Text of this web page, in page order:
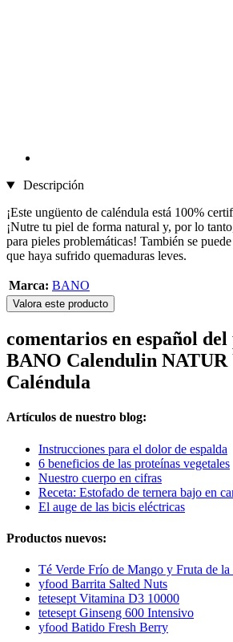
Descripción
¡Este ungüento de caléndula está 100%
¡Nutre tu piel de forma natural y, por lo
para pieles problemáticas! También se
que haya sufrido quemaduras leves.
Marca: BANO
Valora este producto
comentarios en español
BANO Calendulin NATUR
Caléndula
Artículos de nuestro blog:
Instrucciones para el dolor de espalda
6 beneficios de las proteínas vegetales
Nuestro cuerpo en cifras
Receta: Estofado de ternera bajo en
El auge de las bicis eléctricas
Productos nuevos:
Té Verde Frío de Mango y Fruta de la
yfood Barrita Salted Nuts
tetesept Vitamina D3 10000
tetesept Ginseng 600 Intensivo
yfood Batido Fresh Berry